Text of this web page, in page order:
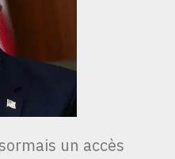
un accès